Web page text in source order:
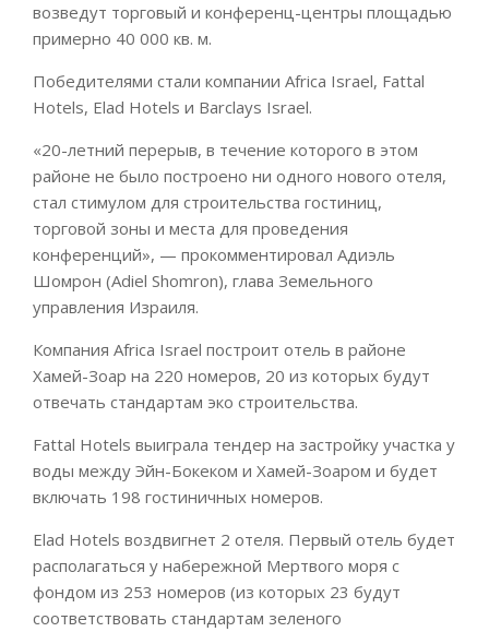
возведут торговый и конференц-центры площадью
примерно 40 000 кв. м.
Победителями стали компании Africa Israel, Fattal
Hotels, Elad Hotels и Barclays Israel.
«20-летний перерыв, в течение которого в этом
районе не было построено ни одного нового отеля,
стал стимулом для строительства гостиниц,
торговой зоны и места для проведения
конференций», — прокомментировал Адиэль
Шомрон (Adiel Shomron), глава Земельного
управления Израиля.
Компания Africa Israel построит отель в районе
Хамей-Зоар на 220 номеров, 20 из которых будут
отвечать стандартам эко строительства.
Fattal Hotels выиграла тендер на застройку участка у
воды между Эйн-Бокеком и Хамей-Зоаром и будет
включать 198 гостиничных номеров.
Elad Hotels воздвигнет 2 отеля. Первый отель будет
располагаться у набережной Мертвого моря с
фондом из 253 номеров (из которых 23 будут
соответствовать стандартам зеленого